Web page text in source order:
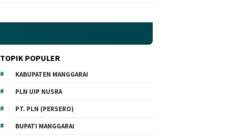
TOPIK POPULER
KABUPATEN MANGGARAI
PLN UIP NUSRA
PT. PLN (PERSERO)
BUPATI MANGGARAI